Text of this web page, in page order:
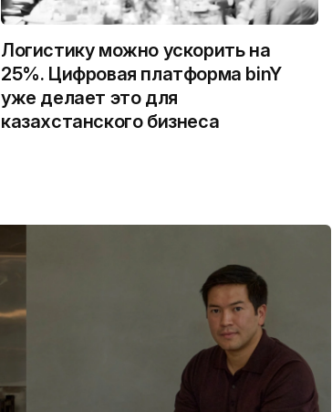
Логистику можно ускорить на
25%. Цифровая платформа binY
уже делает это для
казахстанского бизнеса